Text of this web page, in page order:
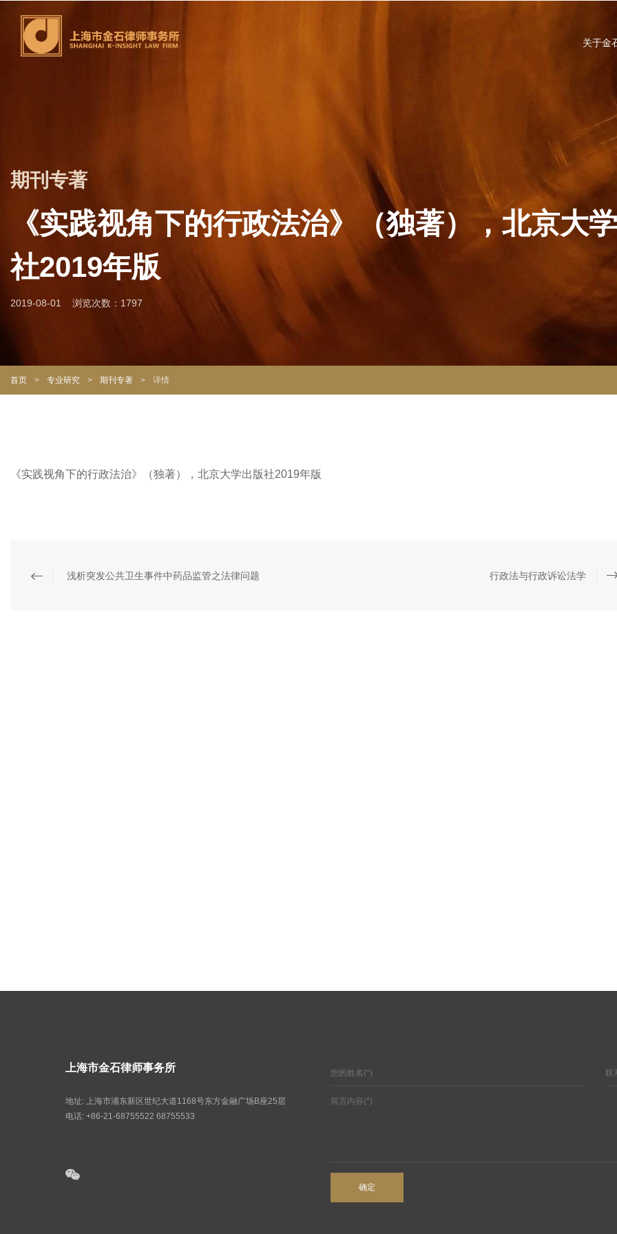
关于金
期刊专著
《实践视角下的行政法治》（独著），北京大
社2019年版
2019-08-01 浏览次数：1797
首页 > 专业研究 > 期刊专著 > 详情
《实践视角下的行政法治》（独著），北京大学出版社2019年版
浅析突发公共卫生事件中药品监管之法律问题 行政法与行政诉讼法学
上海市金石律师事务所
地址: 上海市浦东新区世纪大道1168号东方金融广场B座25层
电话: +86-21-68755522 68755533